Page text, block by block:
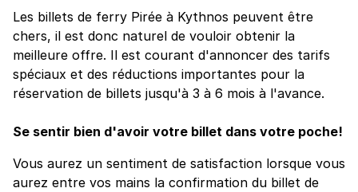
Les billets de ferry Pirée à Kythnos peuvent être
chers, il est donc naturel de vouloir obtenir la
meilleure offre. Il est courant d'annoncer des tarifs
spéciaux et des réductions importantes pour la
réservation de billets jusqu'à 3 à 6 mois à l'avance.
Se sentir bien d'avoir votre billet dans votre poche!
Vous aurez un sentiment de satisfaction lorsque vous
aurez entre vos mains la confirmation du billet de